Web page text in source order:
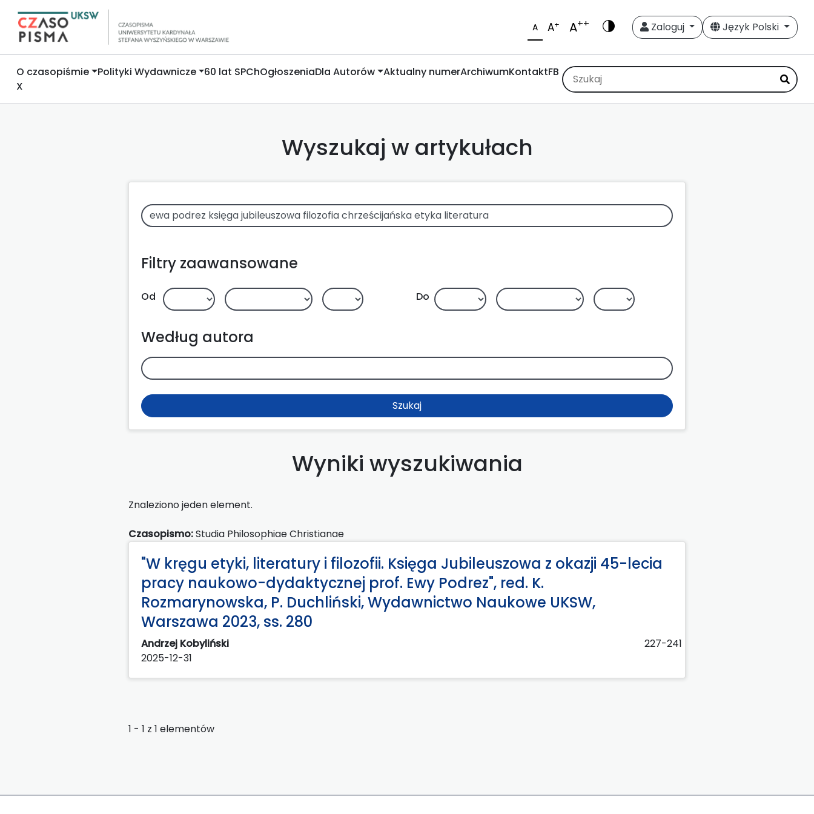
A A+ A++ Zaloguj Język Polski
O czasopiśmie Polityki Wydawnicze 60 lat SPChOgłoszeniaDla Autorów Aktualny numerArchiwumKontaktFB
X
Wyszukaj w artykułach
Filtry zaawansowane
Od Do
Według autora
Szukaj
Wyniki wyszukiwania
Znaleziono jeden element.
Czasopismo:Studia Philosophiae Christianae
"W kręgu etyki, literatury i filozofii. Księga Jubileuszowa z okazji 45-lecia
pracy naukowo-dydaktycznej prof. Ewy Podrez", red. K.
Rozmarynowska, P. Duchliński, Wydawnictwo Naukowe UKSW,
Warszawa 2023, ss. 280
Andrzej Kobyliński
227-241
2025-12-31
1 - 1 z 1 elementów